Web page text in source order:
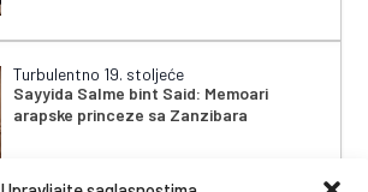
Turbulentno 19. stoljeće
Sayyida Salme bint Said: Memoari
arapske princeze sa Zanzibara